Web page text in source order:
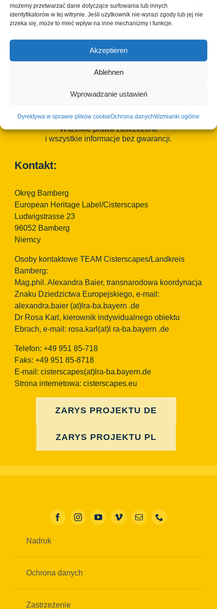
możemy przetwarzać dane dotyczące surfowania lub innych
identyfikatorów w tej witrynie. Jeśli użytkownik nie wyrazi zgody lub jej nie
zrzeka się, może to mieć wpływ na inne mechanizmy i funkcje.
Akzeptieren
Ablehnen
Wprowadzanie ustawień
Dyrektywa w sprawie plików cookieOchrona danychWzmianki ogólne
cysterny,Ebrach,Pedagogika,Warsztat
© Copyright 2023 - 2026 | Cisterscapes
Wszelkie prawa zastrzeżone
i wszystkie informacje bez gwarancji.
Kontakt:
Okręg Bamberg
European Heritage Label/Cisterscapes
Ludwigstrasse 23
96052 Bamberg
Niemcy
Osoby kontaktowe TEAM Cisterscapes/Landkreis
Bamberg:
Mag.phil. Alexandra Baier, transnarodowa koordynacja
Znaku Dziedzictwa Europejskiego, e-mail:
alexandra.baier (at)lra-ba.bayern .de
Dr Rosa Karl, kierownik indywidualnego obiektu
Ebrach, e-mail: rosa.karl(at)l ra-ba.bayern .de
Telefon: +49 951 85-718
Faks: +49 951 85-8718
E-mail: cisterscapes(at)lra-ba.bayern.de
Strona internetowa: cisterscapes.eu
ZARYS PROJEKTU DE
ZARYS PROJEKTU PL
Nadruk
Ochrona danych
Zastrzeżenie